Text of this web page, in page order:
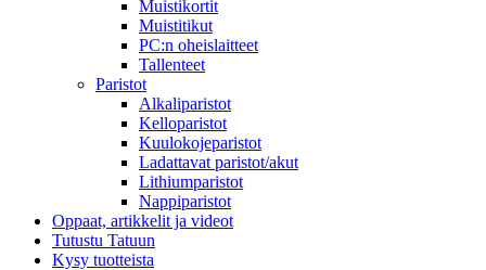
Muistikortit
Muistitikut
PC:n oheislaitteet
Tallenteet
Paristot
Alkaliparistot
Kelloparistot
Kuulokojeparistot
Ladattavat paristot/akut
Lithiumparistot
Nappiparistot
Oppaat, artikkelit ja videot
Tutustu Tatuun
Kysy tuotteista